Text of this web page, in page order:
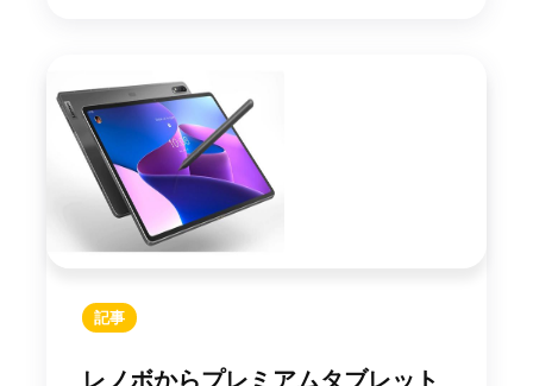
記事
レノボからプレミアムタブレット